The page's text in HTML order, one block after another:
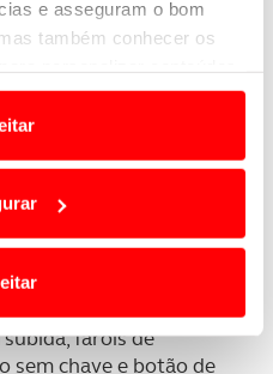
e asseguram o bom
também conhecer os
produtos e/ou serviços.
destas tecnologias
preferências e limitando
a navegação no
para lhe proporcionar
Intense, onde se
Control, ambos com
automático,
faróis de
sem chave e botão de